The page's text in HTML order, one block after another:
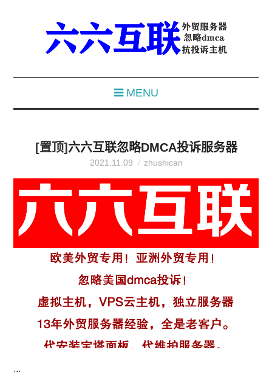
MENU
[置顶] 六六互联忽略DMCA投诉服务器
2021.11.09 zhushican
...